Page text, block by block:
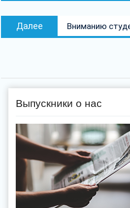
Далее
запись:
Вниманию
Выпускники о нас